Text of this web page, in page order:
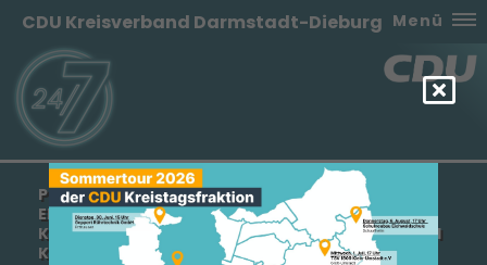
CDU Kreisverband Darmstadt-Dieburg Menü
PENTZ: „WIR KÖNNEN STOLZ SEIN!“ - VOLLER
ERFOLG AUF CDU-LANDESPARTEITAG –
KREISVERBAND DARMSTADT-DIEBURG KANN DREI
KANDIDATEN DURCHSETZEN